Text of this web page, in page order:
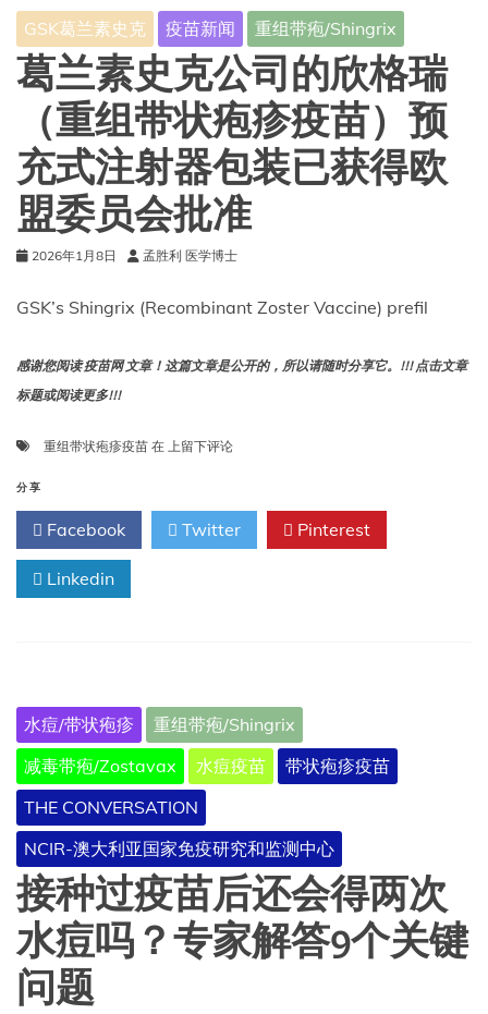
用
率
显
著
提
高
GSK葛兰素史克 疫苗新闻 重组带疱/Shingrix
葛兰素史克公司的欣格瑞
（重组带状疱疹疫苗）预
充式注射器包装已获得欧
盟委员会批准
2026年1月8日 孟胜利 医学博士
GSK’s Shingrix (Recombinant Zoster Vaccine) prefil
感谢您阅读 疫苗网 文章！这篇文章是公开的，所以请随时分享它。!!! 点击文章
标题或阅读更多!!!
重组带状疱疹疫苗 在 葛
史
克
公
组
带
状
疱
疹
疫
苗）
预
充
式
注
上留下评论
分享
Facebook Twitter Pinterest
Linkedin
水痘/带状疱疹
重组带疱/Shingrix
减毒带疱/Zostavax
水痘疫苗
带状疱疹疫苗
THE CONVERSATION
NCIR-澳大利亚国家免疫研究和监测中心
接种过疫苗后还会得两次
水痘吗？专家解答9个关键
问题